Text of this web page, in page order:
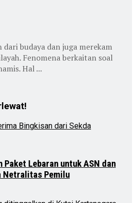
dari budaya dan juga merekam
Fenomena berkaitan soal
Hal ...
Paket Lebaran untuk ASN dan
Netralitas Pemilu